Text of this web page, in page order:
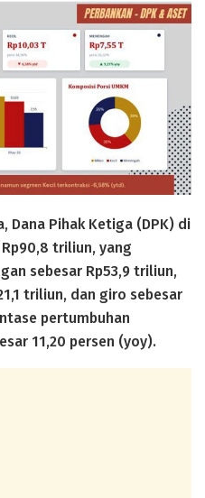
Dana Pihak Ketiga (DPK) di
triliun, yang
sebesar Rp53,9 triliun,
triliun, dan giro sebesar
pertumbuhan
11,20 persen (yoy).